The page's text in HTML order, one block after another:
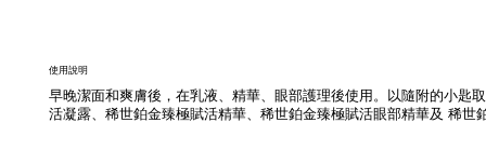
使用說明
早晚潔面和爽膚後，在乳液、精華、眼部護理後使用。以隨附的小匙
活凝露、稀世鉑金臻極賦活精華、稀世鉑金臻極賦活眼部精華及 稀